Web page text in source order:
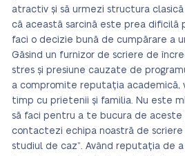
atractiv și să urmezi structura
că această sarcină este prea dificilă
faci o decizie bună de cumpărare a
Găsind un furnizor de scriere de
stres și presiune cauzate de
a compromite reputația academică,
timp cu prietenii și familia. Nu este
să faci pentru a te bucura de aceste
contactezi echipa noastră de
studiul de caz”. Având reputația de